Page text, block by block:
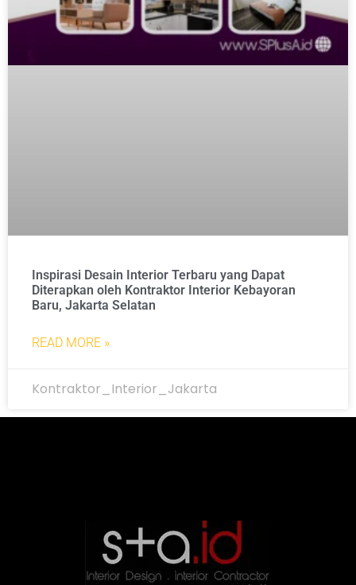
Inspirasi Desain Interior Terbaru yang Dapat
Diterapkan oleh Kontraktor Interior Kebayoran
Baru, Jakarta Selatan
READ MORE »
Kontraktor_Interior_Jakarta